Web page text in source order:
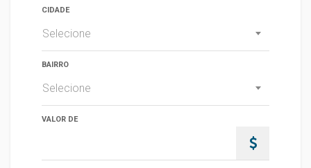
CIDADE
Selecione
BAIRRO
Selecione
VALOR DE